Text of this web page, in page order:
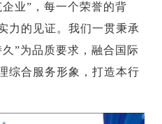
业”，每一个荣誉的背
力的见证。我们一贯秉承
”为品质要求，融合国际
综合服务形象，打造本行